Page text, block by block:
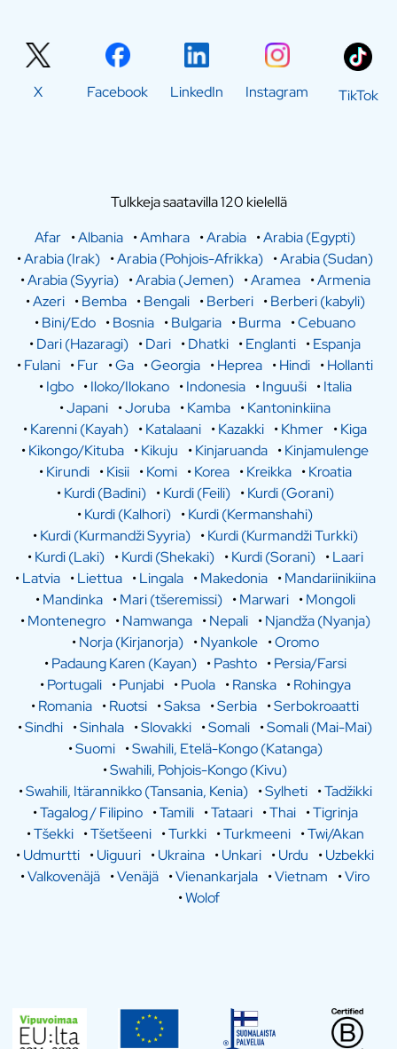
X Facebook LinkedIn Instagram TikTok
Tulkkeja saatavilla 120 kielellä
Afar •Albania •Amhara •Arabia •Arabia (Egypti)
•Arabia (Irak) •Arabia (Pohjois-Afrikka) •Arabia (Sudan)
•Arabia (Syyria) •Arabia (Jemen) •Aramea •Armenia
•Azeri •Bemba •Bengali •Berberi •Berberi (kabyli)
•Bini/Edo •Bosnia •Bulgaria •Burma •Cebuano
•Dari (Hazaragi) •Dari •Dhatki •Englanti •Espanja
•Fulani •Fur •Ga •Georgia •Heprea •Hindi •Hollanti
•Igbo •Iloko/Ilokano •Indonesia •Inguuši •Italia
•Japani •Joruba •Kamba •Kantoninkiina
•Karenni (Kayah) •Katalaani •Kazakki •Khmer •Kiga
•Kikongo/Kituba •Kikuju •Kinjaruanda •Kinjamulenge
•Kirundi •Kisii •Komi •Korea •Kreikka •Kroatia
•Kurdi (Badini) •Kurdi (Feili) •Kurdi (Gorani)
•Kurdi (Kalhori) •Kurdi (Kermanshahi)
•Kurdi (Kurmandži Syyria) •Kurdi (Kurmandži Turkki)
•Kurdi (Laki) •Kurdi (Shekaki) •Kurdi (Sorani) •Laari
•Latvia •Liettua •Lingala •Makedonia •Mandariinikiina
•Mandinka •Mari (tšeremissi) •Marwari •Mongoli
•Montenegro •Namwanga •Nepali •Njandža (Nyanja)
•Norja (Kirjanorja) •Nyankole •Oromo
•Padaung Karen (Kayan) •Pashto •Persia/Farsi
•Portugali •Punjabi •Puola •Ranska •Rohingya
•Romania •Ruotsi •Saksa •Serbia •Serbokroaatti
•Sindhi •Sinhala •Slovakki •Somali •Somali (Mai-Mai)
•Suomi •Swahili, Etelä-Kongo (Katanga)
•Swahili, Pohjois-Kongo (Kivu)
•Swahili, Itärannikko (Tansania, Kenia) •Sylheti •Tadžikki
•Tagalog / Filipino •Tamili •Tataari •Thai •Tigrinja
•Tšekki •Tšetšeeni •Turkki •Turkmeeni •Twi/Akan
•Udmurtti •Uiguuri •Ukraina •Unkari •Urdu •Uzbekki
•Valkovenäjä •Venäjä •Vienankarjala •Vietnam •Viro
•Wolof